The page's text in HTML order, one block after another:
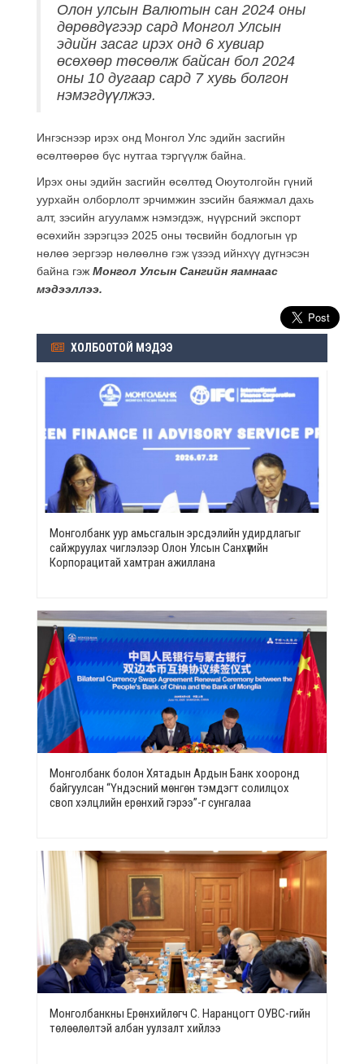
Олон улсын Валютын сан 2024 оны
дөрөвдүгээр сард Монгол Улсын
эдийн засаг ирэх онд 6 хувиар
өсөхөөр төсөөлж байсан бол 2024
оны 10 дугаар сард 7 хувь болгон
нэмэгдүүлжээ.
Ингэснээр ирэх онд Монгол Улс эдийн засгийн
өсөлтөөрөө бүс нутгаа тэргүүлж байна.
Ирэх оны эдийн засгийн өсөлтөд Оюутолгойн гүний
уурхайн олборлолт эрчимжин зэсийн баяжмал дахь
алт, зэсийн агууламж нэмэгдэж, нүүрсний экспорт
өсөхийн зэрэгцээ 2025 оны төсвийн бодлогын үр
нөлөө эергээр нөлөөлнө гэж үзээд ийнхүү дүгнэсэн
байна гэж Монгол Улсын Сангийн яамнаас
мэдээллээ.
ХОЛБООТОЙ МЭДЭЭ
Монголбанк уур амьсгалын эрсдэлийн удирдлагыг
сайжруулах чиглэлээр Олон Улсын Санхүүгийн
Корпорацитай хамтран ажиллана
Монголбанк болон Хятадын Ардын Банк хооронд
байгуулсан “Үндэсний мөнгөн тэмдэгт солилцох
своп хэлцлийн ерөнхий гэрээ”-г сунгалаа
Монголбанкны Ерөнхийлөгч С. Наранцогт ОУВС-гийн
төлөөлөлтэй албан уулзалт хийлээ